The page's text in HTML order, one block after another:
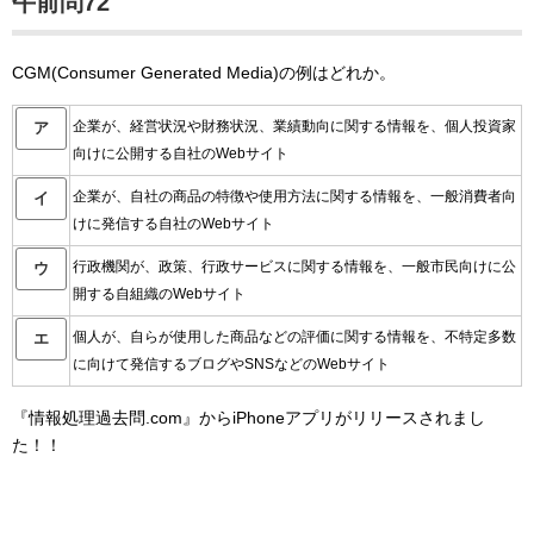
CGM(Consumer Generated Media)の例はどれか。
ア
企業が、経営状況や財務状況、業績動向に関する情報を、個人投資家
向けに公開する自社のWebサイト
イ
企業が、自社の商品の特徴や使用方法に関する情報を、一般消費者向
けに発信する自社のWebサイト
ウ
行政機関が、政策、行政サービスに関する情報を、一般市民向けに公
開する自組織のWebサイト
エ
個人が、自らが使用した商品などの評価に関する情報を、不特定多数
に向けて発信するブログやSNSなどのWebサイト
『情報処理過去問.com』からiPhoneアプリがリリースされまし
た！！